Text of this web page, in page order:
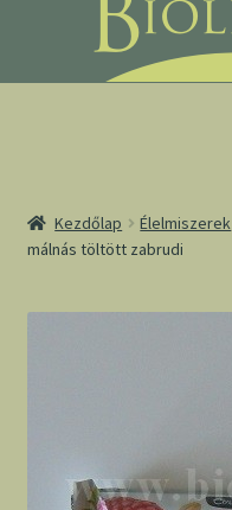
navigációhoz
tartalomba
Kezdőlap Élelmiszerek
málnás töltött zabrudi